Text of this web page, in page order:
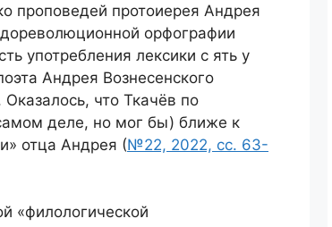
проповедей протоиерея Андрея
орфографии
употребления лексики с ять у
Андрея Вознесенского
что Ткачёв по
деле, но мог бы) ближе к
отца Андрея (№22, 2022, сс. 63-
«филологической